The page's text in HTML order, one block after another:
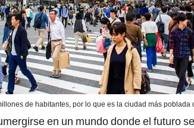
de habitantes, por lo que es la ciudad más poblada
en un mundo donde el futuro